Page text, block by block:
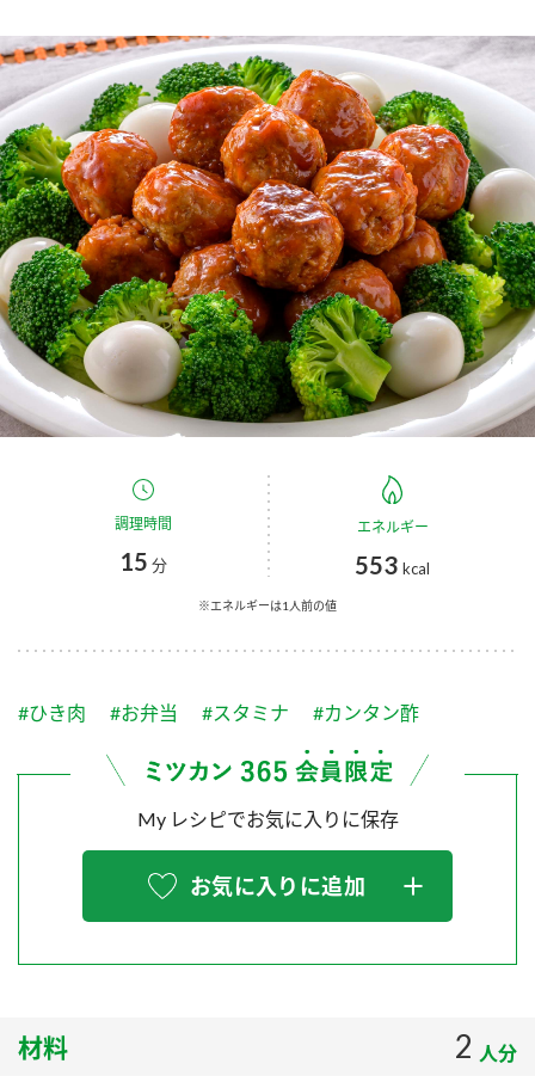
商品カテゴリ
酢 調味酢
お酢ドリンク ぽん酢
みりん風・料理酒 鍋用調味料
つゆ たれ
スープ 中華
ふりかけ おすしの素
炊き込みご飯の素 米飯用調味液
新商品一覧
キャンペーン情報
ブランド・スペシャルサイト
ブランド・スペシャルサイト トップ
商品ブランドサイト
Fibee（ファイビー）
くらしプラ酢
お酢ドリンク
つゆ
PIN印
スペシャルサイト
お酢を知ろう！
ぽん酢サワー
企業情報
国内事業概要
企業理念
ミツカンの歴史
ミツカンを知る
環境への取り組み
ZENB initiative
MIM（ミツカンミュージアム）
各部門が大切にしていること
販売終了製品のご案内
よくあるご質問
地図から取り扱い店舗を探す
調理時間
15 分
エネルギー
553 kcal
※エネルギーは1人前の値
#ひき肉 #お弁当 #スタミナ #カンタン酢
My レシピでお気に入りに保存
お気に入りに追加
材料 2 人分